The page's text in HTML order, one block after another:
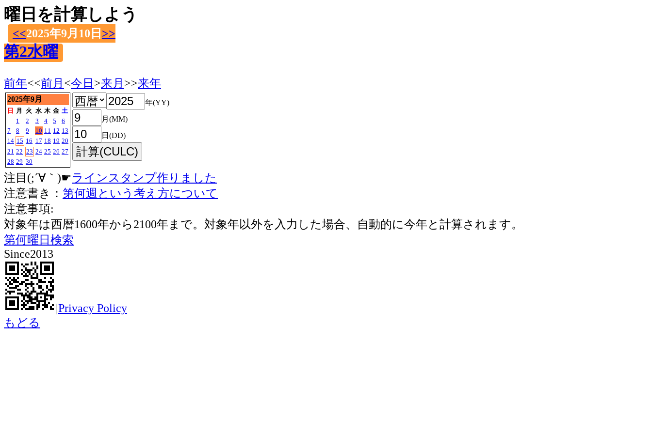
曜日を計算しよう
<<2025年9月10日 >>
第2水曜
前年<<前月 <今日 >来月 >>来年
2025年9月
日 月 火 水 木 金 土
1
2 3 4 5
6
7
8 9 10 11 12 13
14 15 16 17 18 19 20
21 22 23 24 25 26 27
28 29 30
年(YY)
月(MM)
日(DD)
注目(;´∀｀)☛ラインスタンプ作りました
注意書き： 第何週という考え方について
注意事項:
対象年は西暦1600年から2100年まで。対象年以外を入力した場合、自動的に今年と計算されます。
第何曜日検索
Since2013
|Privacy Policy
もどる